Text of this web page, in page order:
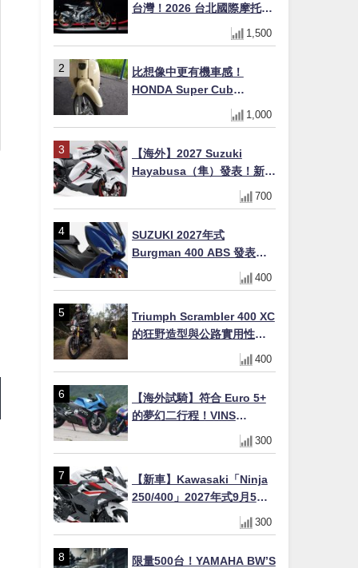
台灣！2026 台北國際摩托車
展亮相，70 週年紀念版
YZF-R 系列限量追加販售
1,500
比想像中更有機車感！
HONDA Super Cub
110【Webike愛車精選】
1,000
【海外】2027 Suzuki
Hayabusa（隼）發表！新增
Special Edition 特仕版，全
新珍珠白塗裝與專屬配備登
700
SUZUKI 2027年式
Burgman 400 ABS 發表！
8/18日本上市、支援E10汽油
售價98萬100日圓
400
Triumph Scrambler 400 XC
的狂野造型與公路實用性的
400
【海外試騎】符合 Euro 5+
的夢幻二行程！VINS
Duecinquanta 登陸日本：
前法拉利工程師打造、碳纖
V 雙全解析
300
【新車】Kawasaki「Ninja
250/400」2027年式9月5日
日本發售！新塗裝登場×價格
不變×輔助滑動式離合器
300
限量500台！YAMAHA BW’S